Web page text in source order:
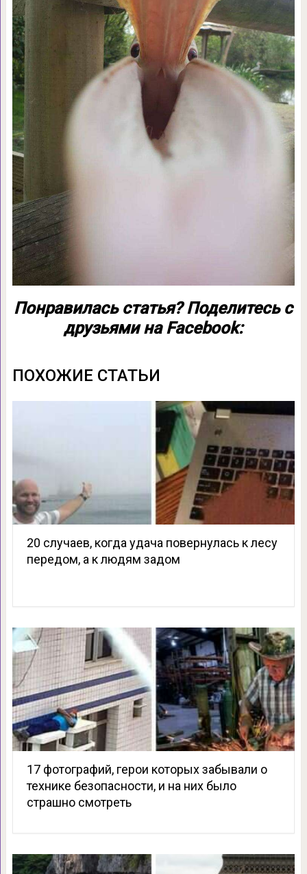
Понравилась статья? Поделитесь с
друзьями на Facebook:
ПОХОЖИЕ СТАТЬИ
20 случаев, когда удача повернулась к лесу
передом, а к людям задом
17 фотографий, герои которых забывали о
технике безопасности, и на них было
страшно смотреть